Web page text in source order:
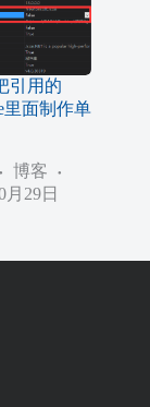
引用的
里面制作单
博客
月29日